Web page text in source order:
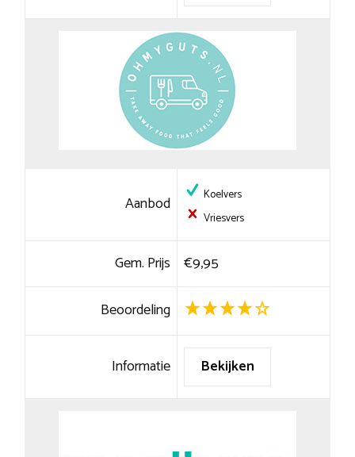
Aanbod
Koelvers
Vriesvers
Gem. Prijs €9,95
Beoordeling
Informatie Bekijken